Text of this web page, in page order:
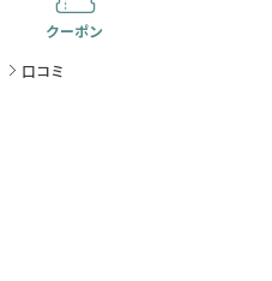
クーポン
口コミ